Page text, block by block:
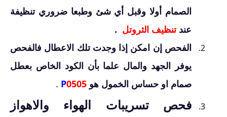
الصمام أولا وقبل أي شئ وطبعا ضروري تنظيفة
عندتنظيف الثروتل .
الفحص إن امكن إذا وجدت تلك الاعطال فالفحص
يوفر الجهد والمال علما بأن الكود الخاص بعطل
صمام او حساس الخمول هو
P0505
.
فحص تسريبات الهواء والاهواز